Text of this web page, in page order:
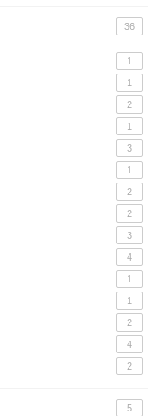
36
1
1
2
1
3
1
2
2
3
4
1
1
2
4
2
5